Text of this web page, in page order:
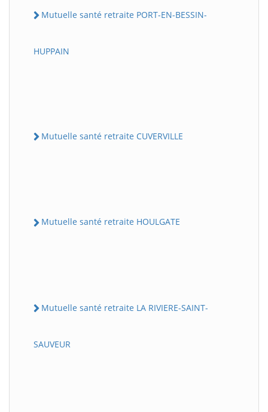
Mutuelle santé retraite PORT-EN-BESSIN-
HUPPAIN
Mutuelle santé retraite CUVERVILLE
Mutuelle santé retraite HOULGATE
Mutuelle santé retraite LA RIVIERE-SAINT-
SAUVEUR